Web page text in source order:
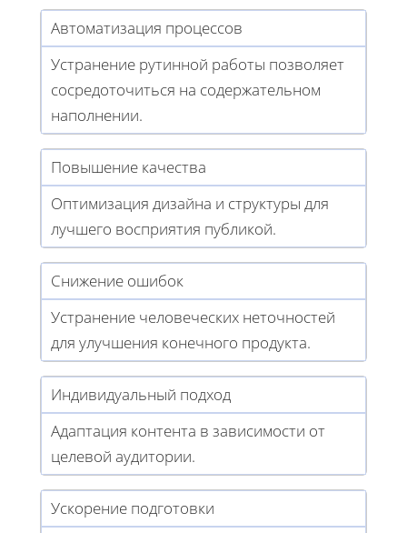
Автоматизация процессов
Устранение рутинной работы позволяет
сосредоточиться на содержательном
наполнении.
Повышение качества
Оптимизация дизайна и структуры для
лучшего восприятия публикой.
Снижение ошибок
Устранение человеческих неточностей
для улучшения конечного продукта.
Индивидуальный подход
Адаптация контента в зависимости от
целевой аудитории.
Ускорение подготовки